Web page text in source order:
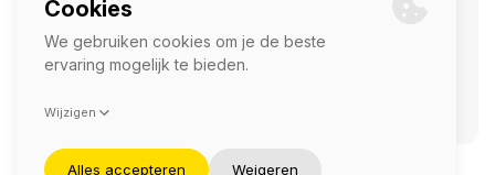
SOCIAL
©2026 — Komerco